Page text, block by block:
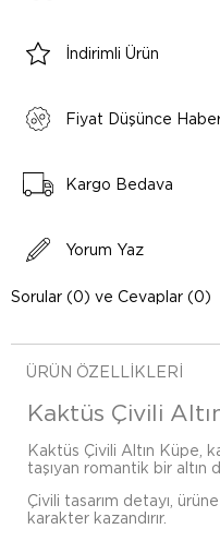
İndirimli Ürün
Fiyat Düşünce
Kargo Bedava
Yorum Yaz
Sorular (0) ve Cevaplar (0)
ÜRÜN ÖZELLIKLERI
Kaktüs Çivili
Kaktüs Çivili Altın Küpe,
taşıyan romantik bir altın
Çivili tasarım detayı,
karakter kazandırır.